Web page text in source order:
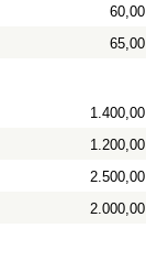
60,00
65,00
1.400,00
1.200,00
2.500,00
2.000,00